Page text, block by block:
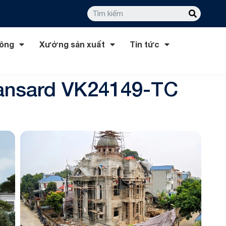
Xưởng sản xuất
Tin tức
VK24149-TC